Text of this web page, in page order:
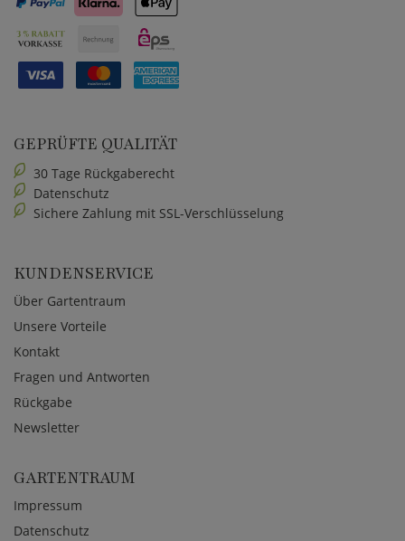
GEPRÜFTE QUALITÄT
30 Tage Rückgaberecht
Datenschutz
Sichere Zahlung mit SSL-Verschlüsselung
KUNDENSERVICE
Über Gartentraum
Unsere Vorteile
Kontakt
Fragen und Antworten
Rückgabe
Newsletter
GARTENTRAUM
Impressum
Datenschutz